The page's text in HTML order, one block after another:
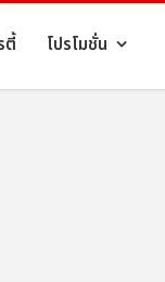
ตี้ โปรโมชั่น